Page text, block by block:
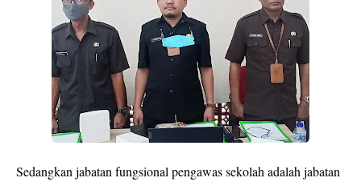
Sedangkan jabatan fungsional pengawas sekolah adalah jabatan